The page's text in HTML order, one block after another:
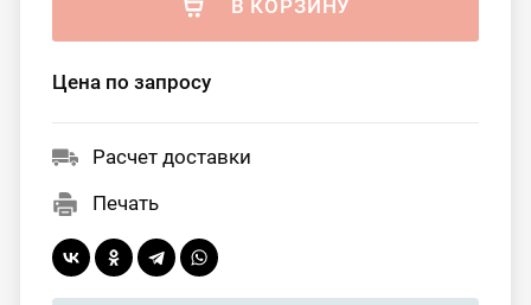
В КОРЗИНУ
Цена по запросу
Расчет доставки
Печать